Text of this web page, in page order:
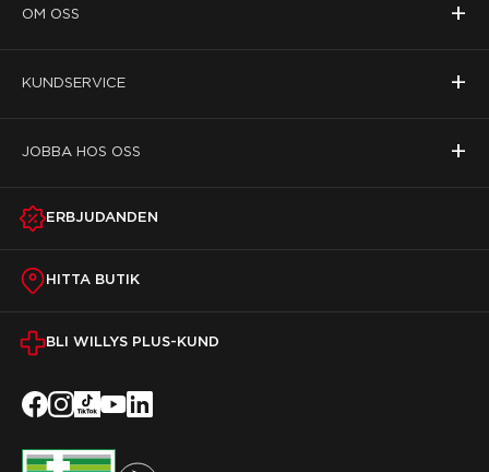
OM OSS +
KUNDSERVICE +
JOBBA HOS OSS +
ERBJUDANDEN
HITTA BUTIK
BLI WILLYS PLUS-KUND